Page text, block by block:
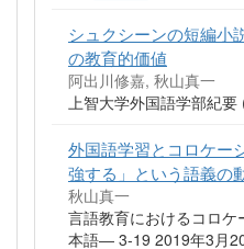
シュクシーンの短編小
の教育的価値
阿出川修嘉, 秋山真一
上智大学外国語学部紀
外国語学習とコロケ
強する」という語義
秋山真一
言語教育におけるコロ
本語― 3-19 2019年3月